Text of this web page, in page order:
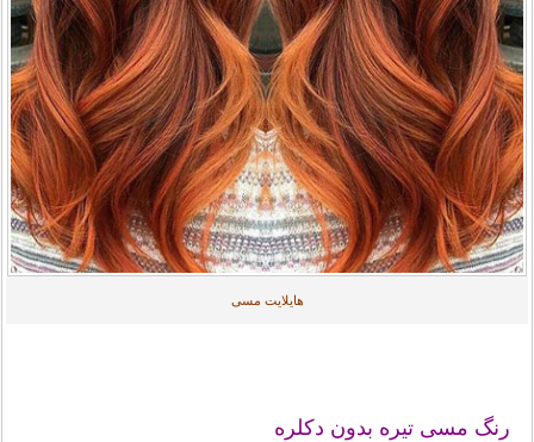
هایلایت مسی
رنگ مسی تیره بدون دکلره